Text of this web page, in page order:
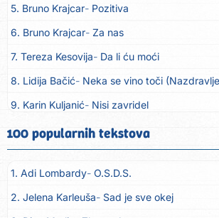
5. Bruno Krajcar Pozitiva
6. Bruno Krajcar Za nas
7. Tereza Kesovija Da li ću moći
8. Lidija Bačić Neka se vino toči
9. Karin Kuljanić Nisi zavridel
10. Tamara Brusić Nigdi ni lipo ko doma
11. Tamara Brusić Biž´mo ća
12. Rusko Richie Bila si, bila
13. Rusko Richie Ti i ja
100 popularnih tekstova
1. Adi Lombardy O.S.D.S.
2. Jelena Karleuša Sad je sve okej